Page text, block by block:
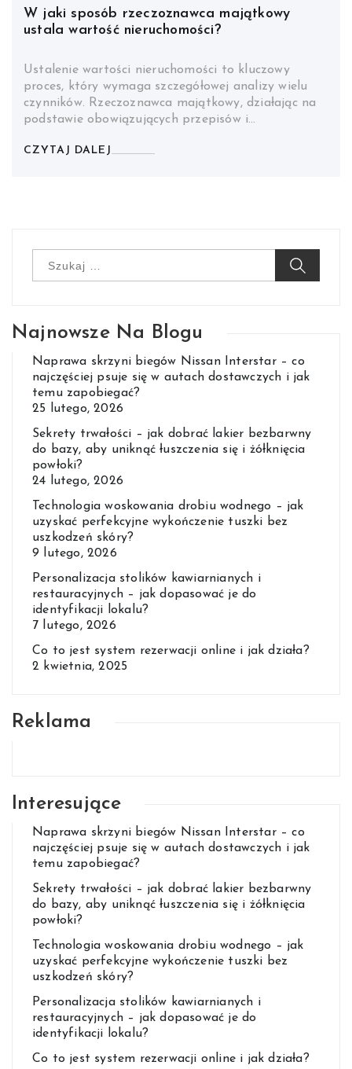
W jaki sposób rzeczoznawca majątkowy
ustala wartość nieruchomości?
Ustalenie wartości nieruchomości to kluczowy
proces, który wymaga szczegółowej analizy wielu
czynników. Rzeczoznawca majątkowy, działając na
podstawie obowiązujących przepisów i…
CZYTAJ DALEJ
Najnowsze Na Blogu
Naprawa skrzyni biegów Nissan Interstar – co
najczęściej psuje się w autach dostawczych i jak
temu zapobiegać?
25 lutego, 2026
Sekrety trwałości – jak dobrać lakier bezbarwny
do bazy, aby uniknąć łuszczenia się i żółknięcia
powłoki?
24 lutego, 2026
Technologia woskowania drobiu wodnego – jak
uzyskać perfekcyjne wykończenie tuszki bez
uszkodzeń skóry?
9 lutego, 2026
Personalizacja stolików kawiarnianych i
restauracyjnych – jak dopasować je do
identyfikacji lokalu?
7 lutego, 2026
Co to jest system rezerwacji online i jak działa?
2 kwietnia, 2025
Reklama
Interesujące
Naprawa skrzyni biegów Nissan Interstar – co
najczęściej psuje się w autach dostawczych i jak
temu zapobiegać?
Sekrety trwałości – jak dobrać lakier bezbarwny
do bazy, aby uniknąć łuszczenia się i żółknięcia
powłoki?
Technologia woskowania drobiu wodnego – jak
uzyskać perfekcyjne wykończenie tuszki bez
uszkodzeń skóry?
Personalizacja stolików kawiarnianych i
restauracyjnych – jak dopasować je do
identyfikacji lokalu?
Co to jest system rezerwacji online i jak działa?